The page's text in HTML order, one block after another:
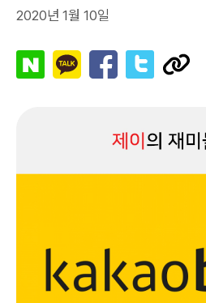
2020년 1월 10일